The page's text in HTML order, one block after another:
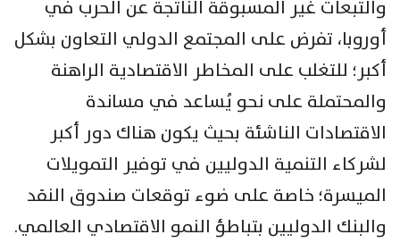
والتبعات غير المسبوقة الناتجة عن الحرب في
أوروبا، تفرض على المجتمع الدولي التعاون بشكل
أكبر؛ للتغلب على المخاطر الاقتصادية الراهنة
والمحتملة على نحو يُساعد في مساندة
الاقتصادات الناشئة بحيث يكون هناك دور أكبر
لشركاء التنمية الدوليين في توفير التمويلات
الميسرة؛ خاصة على ضوء توقعات صندوق النقد
والبنك الدوليين بتباطؤ النمو الاقتصادي العالمي.